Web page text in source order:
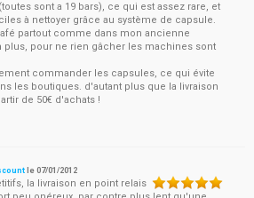
sont a 19 bars), ce qui est assez rare, et
à nettoyer grâce au système de capsule.
partout comme dans mon ancienne
plus, pour ne rien gâcher les machines sont
commander les capsules, ce qui évite
les boutiques. d'autant plus que la livraison
de 50€ d'achats !
le07/01/2012
la livraison en point relais